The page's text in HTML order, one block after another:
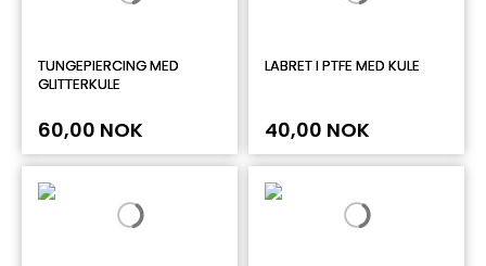
TUNGEPIERCING MED
GLITTERKULE
60,00 NOK
LABRET I PTFE MED KULE
40,00 NOK